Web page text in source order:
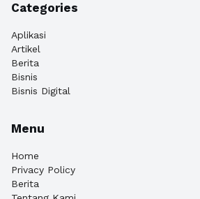
Categories
Aplikasi
Artikel
Berita
Bisnis
Bisnis Digital
Menu
Home
Privacy Policy
Berita